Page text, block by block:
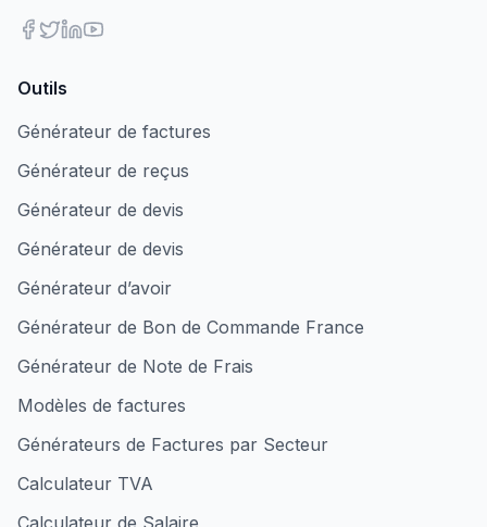
Outils
Générateur de factures
Générateur de reçus
Générateur de devis
Générateur de devis
Générateur d’avoir
Générateur de Bon de Commande France
Générateur de Note de Frais
Modèles de factures
Générateurs de Factures par Secteur
Calculateur TVA
Calculateur de Salaire